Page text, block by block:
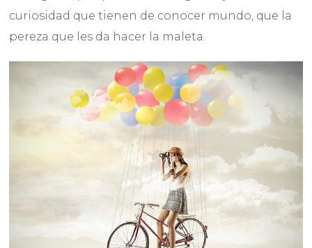
curiosidad que tienen de conocer mundo, que la
pereza que les da hacer la maleta.